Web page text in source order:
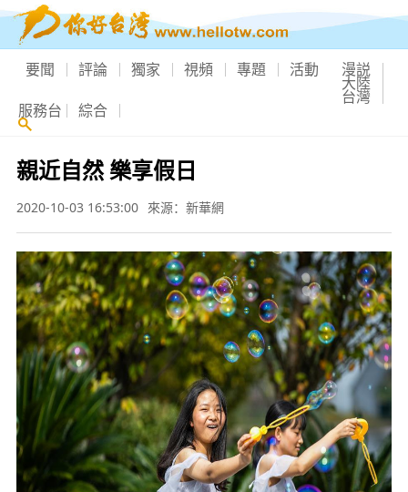
要聞 評論 獨家 視頻 專題 活動 漫説
大陸
台灣
服務台 綜合
親近自然 樂享假日
2020-10-03 16:53:00 來源：新華網